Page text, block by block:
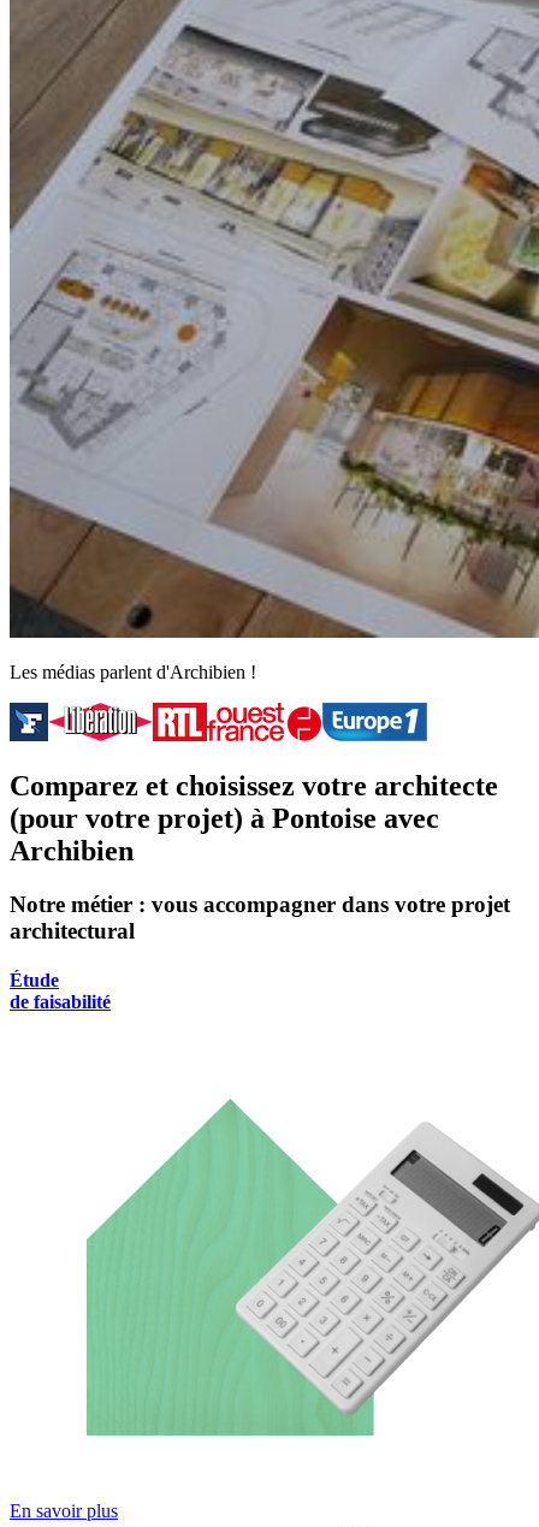
Les médias parlent d'Archibien !
Comparez et choisissez votre architecte
(pour votre projet) à Pontoise avec
Archibien
Notre métier : vous accompagner dans votre projet
architectural
Étude
de faisabilité
En savoir plus